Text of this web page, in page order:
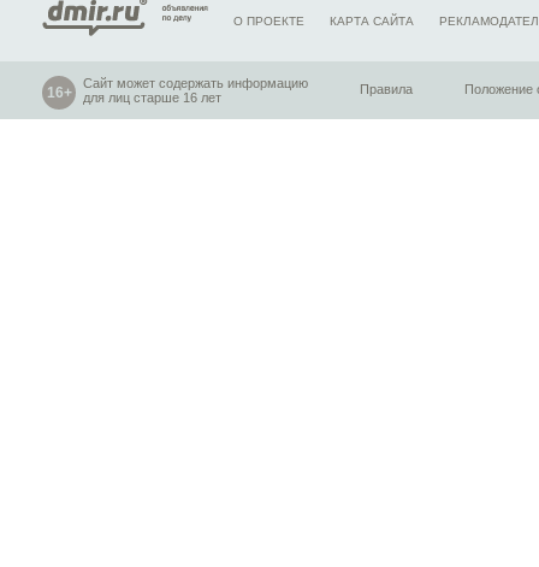
О ПРОЕКТЕ КАРТА САЙТА
Сайт может содержать информацию
для лиц старше 16 лет
Правила Положение